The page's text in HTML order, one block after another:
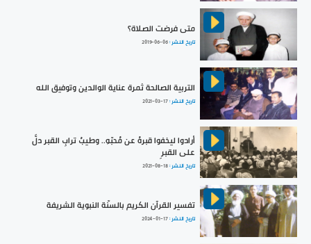
متى فرضت الصلاة؟
تاريخ النشر :2019-06-06
التربية الصالحة ثمرة عناية الوالدين وتوفيق الله
تاريخ النشر :2021-03-17
أرادوا ليخفوا قبرهُ عن مُحبّهِ.. وطيبُ ترابِ القبر دلَّ
على القبرِ
تاريخ النشر :2021-08-18
تفسير القرآن الكريم بالسنّة النبوية الشريفة
تاريخ النشر :2024-01-17